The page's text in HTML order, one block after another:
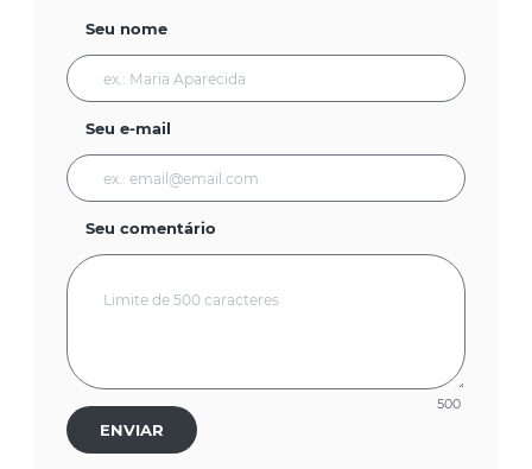
Seu nome
Seu e-mail
Seu comentário
500
ENVIAR